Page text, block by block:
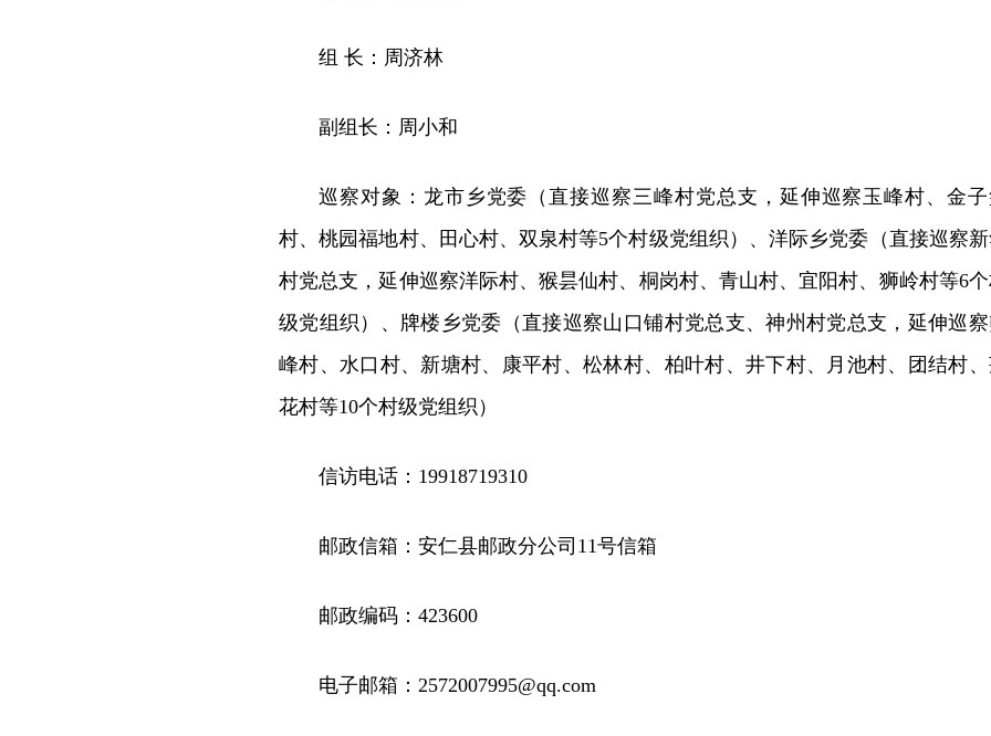
组 长：周济林
副组长：周小和
巡察对象：龙市乡党委（直接巡察三峰村党总支，延伸巡察玉峰村、金
村、桃园福地村、田心村、双泉村等5个村级党组织）、洋际乡党委（直接巡察
村党总支，延伸巡察洋际村、猴昙仙村、桐岗村、青山村、宜阳村、狮岭村等6
级党组织）、牌楼乡党委（直接巡察山口铺村党总支、神州村党总支，延伸巡
峰村、水口村、新塘村、康平村、松林村、柏叶村、井下村、月池村、团结村
花村等10个村级党组织）
信访电话：19918719310
邮政信箱：安仁县邮政分公司11号信箱
邮政编码：423600
电子邮箱：2572007995@qq.com